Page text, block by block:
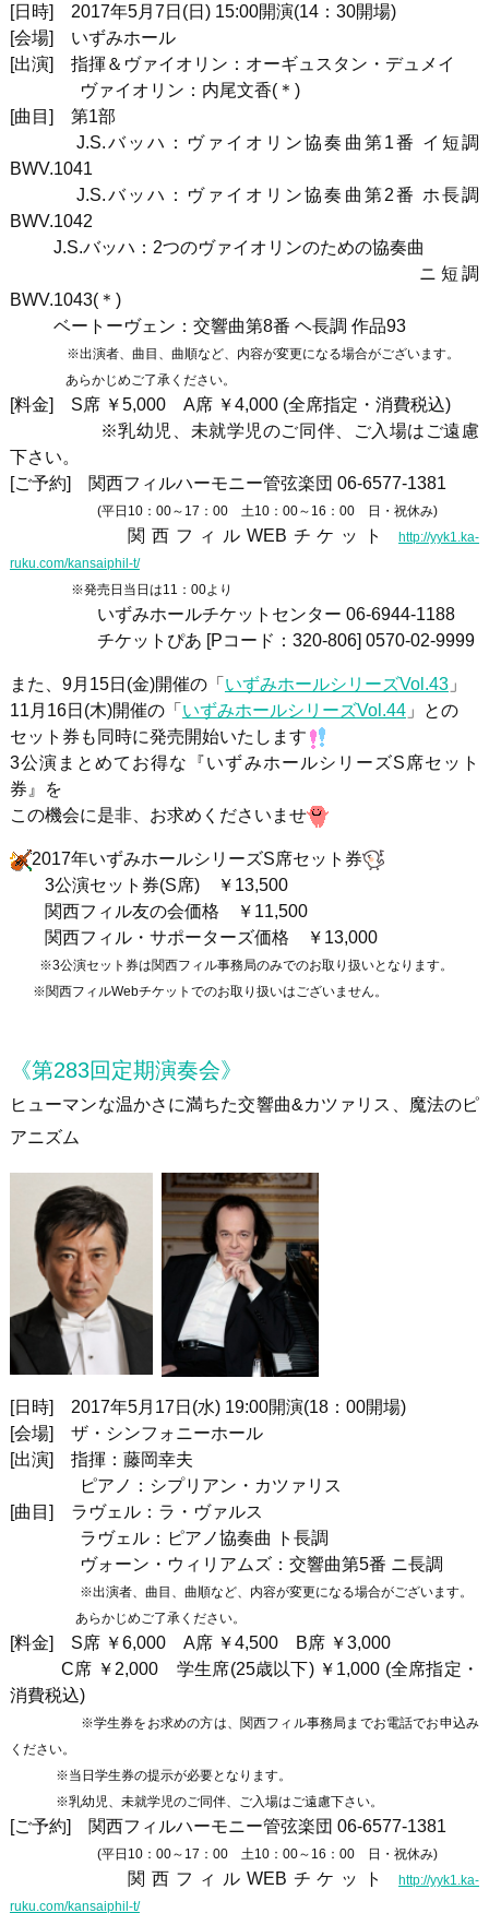
[日時] 2017年5月 7 日 (日 ) 15:00開演(14： 30開場)
[会場]
いずみホール
[出演]
指揮＆ヴァイオリン：オーギュスタン・デュメイ
ヴァイオリン：内尾文香(＊)
[曲目 ] 第1部
J.S.バッハ：ヴァイオリン協奏曲第1番 イ短調
BWV.1041
J.S.バッハ：ヴァイオリン協奏曲第2番 ホ長調
BWV.1042
J.S.バッハ： 2つのヴァイオリンのための協奏曲
ニ短調
BWV.1043(＊)
ベートーヴェン：交響曲第8番 ヘ長調 作品93
※出演者、曲目、曲順など、内容が変更になる場合がございます。
あらかじめご了承ください。
[料金] S席 ￥5,000 A席 ￥4,000 (全席指定・消費税込)
※乳幼児、未就学児のご同伴、ご入場はご遠慮
下さい。
[ご予約] 関西フィルハーモニー管弦楽団 06-6577-1381
(平日10：00～17：00 土10：00～16：00 日・祝休み)
関西フィルWEBチケットhttp://yyk1.ka-
ruku.com/kansaiphil-t/
※発売日当日は11：00より
いずみホールチケットセンター 06-6944-1188
チケットぴあ [Pコード： 320-806] 0570-02-9999
また、 9月 15日 (金)開催の「 いずみホールシリーズVol.43」
11月 16日 (木)開催の「 いずみホールシリーズVol.44」との
セット券も同時に発売開始いたします
3公演まとめてお得な『いずみホールシリーズS 席セット
券』を
この機会に是非、お求めくださいませ
2017年いずみホールシリーズS席セット券
3公演セット券(S席)￥ 13,500
関西フィル友の会価格 ￥ 11,500
関西フィル・サポーターズ価格 ￥ 13,000
※3公演セット券は関西フィル事務局のみでのお取り扱いとなります。
※関西フィルWebチケットでのお取り扱いはございません。
《第283回定期演奏会》
ヒューマンな温かさに満ちた交響曲&カツァリス、魔法のピ
アニズム
[日時] 2017年5月 17 日 (水) 19:00開演(18： 00開場)
[会場]
ザ・シンフォニーホール
[出演]
指揮：藤岡幸夫
ピアノ：シプリアン・カツァリス
[曲目 ]
ラヴェル：ラ・ヴァルス
ラヴェル：ピアノ協奏曲 ト長調
ヴォーン・ウィリアムズ：交響曲第5番 ニ長調
※出演者、曲目、曲順など、内容が変更になる場合がございます。
あらかじめご了承ください。
[料金] S席 ￥6,000 A席 ￥4,500 B席 ￥3,000
C席 ￥2,000 学生席(25歳以下) ￥1,000 (全席指定・
消費税込)
※学生券をお求めの方は、関西フィル事務局までお電話でお申込み
ください。
※当日学生券の提示が必要となります。
※乳幼児、未就学児のご同伴、ご入場はご遠慮下さい。
[ご予約] 関西フィルハーモニー管弦楽団 06-6577-1381
(平日10：00～17：00 土10：00～16：00 日・祝休み)
関西フィルWEBチケットhttp://yyk1.ka-
ruku.com/kansaiphil-t/